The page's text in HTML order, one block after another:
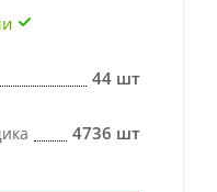
44 шт
4736 шт